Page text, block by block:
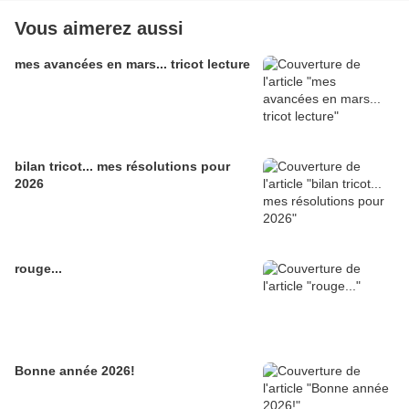
Vous aimerez aussi
mes avancées en mars... tricot lecture
bilan tricot... mes résolutions pour
2026
rouge...
Bonne année 2026!